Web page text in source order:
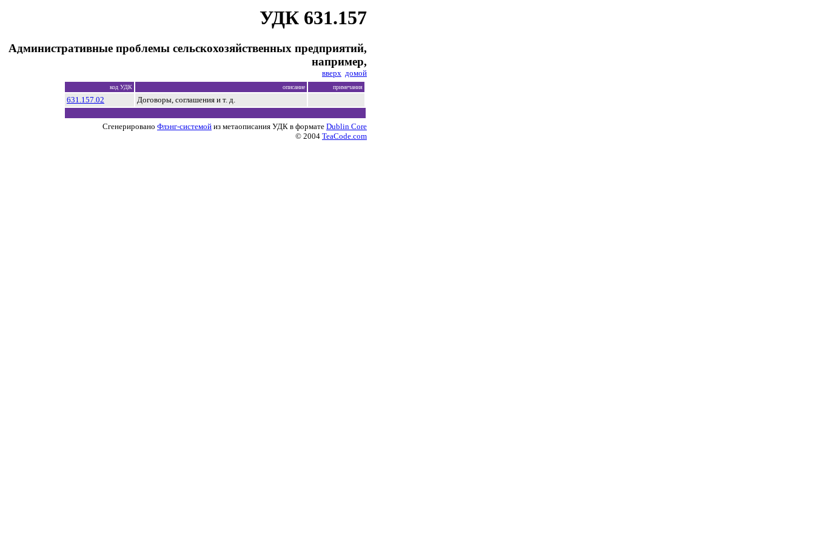
УДК 631.157
Административные проблемы сельскохозяйственных предприятий,
например,
вверх домой
код УДК описание примечания
631.157.02 Договоры, соглашения и т. д.
Сгенерировано Флэнг-системой из метаописания УДК в формате Dublin Core
© 2004 TeaCode.com